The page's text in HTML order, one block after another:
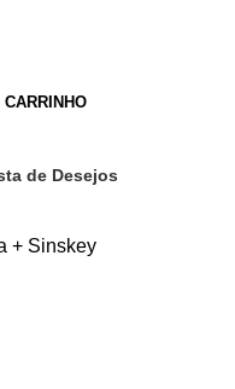
de Desejos
+ Sinskey